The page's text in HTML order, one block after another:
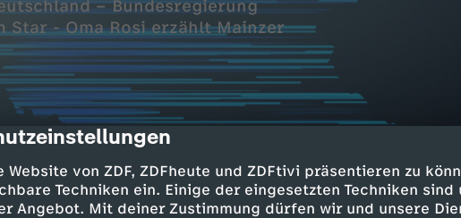
von ZDF, ZDFheute und ZDFtivi präsentieren zu
Techniken ein. Einige der eingesetzten Techniken sind
Angebot. Mit deiner Zustimmung dürfen wir und unsere
– Bundesregierung
- Oma Rosi erzählt Mainzer